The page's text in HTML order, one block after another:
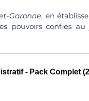
Garonne, en
pouvoirs confiés
- Pack Complet